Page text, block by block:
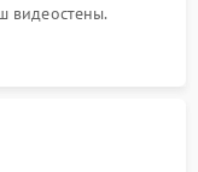
видеостены.